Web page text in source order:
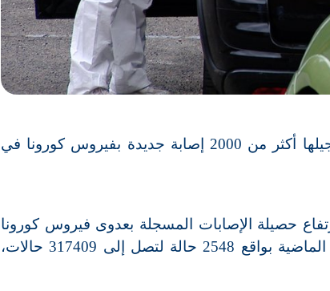
أعلنت وزارة الصحة الإيطالية، اليوم الخميس، عن تسجيلها أكثر من 2000 إصابة جديدة بفيروس كورونا في
حصيلة الإصابات المسجلة بعدوى فيروس كورونا
المستجد "COVID-19" في البلاد خلال الساعات الـ24 الماضية بواقع 2548 حالة لتصل إلى 317409 حالات،